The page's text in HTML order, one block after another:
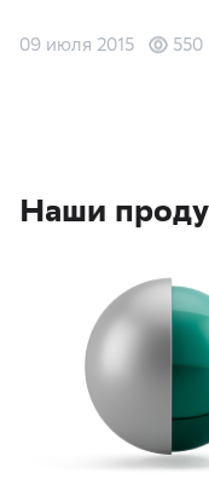
09 июля 2015 550
Наши